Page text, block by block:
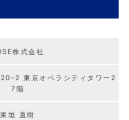
株式会社
2 東京オペラシティタワー2
7階
東垣 直樹